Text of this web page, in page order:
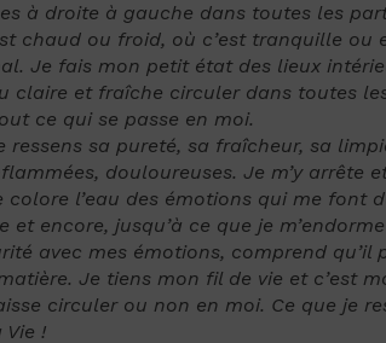
à droite à gauche dans toutes les
chaud ou froid, où c’est tranquille ou
Je fais mon petit état des lieux
claire et fraîche circuler dans toutes
ce qui se passe en moi.
sa pureté, sa fraîcheur, sa
douloureuses. Je m’y arrête
l’eau des émotions qui me font
encore, jusqu’à ce que je
avec mes émotions, comprend qu’il
Je tiens mon fil de vie et c’est
circuler ou non en moi. Ce que je
!